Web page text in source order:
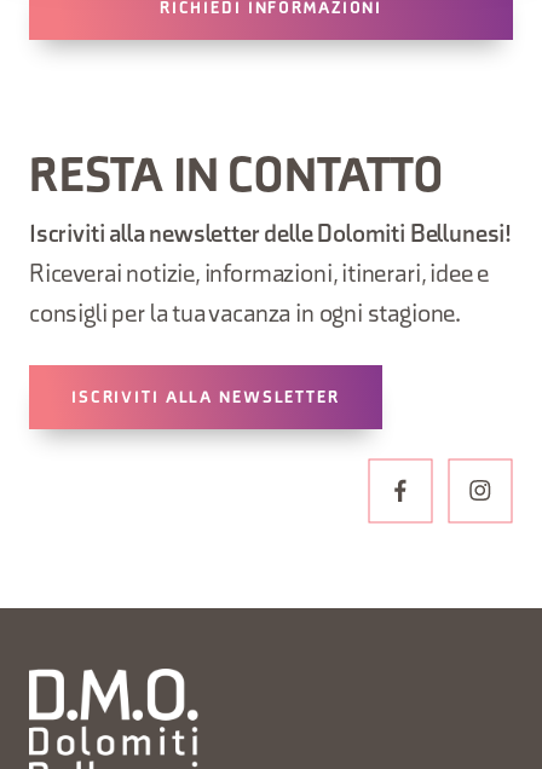
RICHIEDI INFORMAZIONI
RESTA IN CONTATTO
Iscriviti alla newsletter delle Dolomiti Bellunesi!
Riceverai notizie, informazioni, itinerari, idee e
consigli per la tua vacanza in ogni stagione.
ISCRIVITI ALLA NEWSLETTER